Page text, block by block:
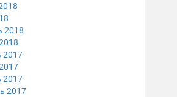
2018
2017
2017
2017